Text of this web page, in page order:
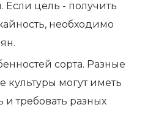
цель - получить
необходимо
сорта. Разные
культуры могут иметь
требовать разных